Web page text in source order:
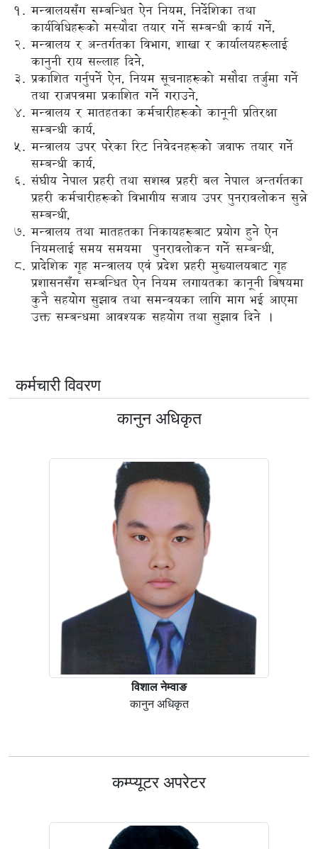
मन्त्रालयसँग सम्बन्धित ऐन नियम, निर्देशिका तथा
कार्यविधिहरूको मस्यौदा तयार गर्ने सम्बन्धी कार्य गर्ने,
मन्त्रालय र अन्तर्गतका विभाग, शाखा र कार्यालयहरूलाई
कानुनी राय सल्लाह दिने,
प्रकाशित गर्नुपर्ने ऐन, नियम सूचनाहरूको मसौदा तर्जुमा गर्ने
तथा राजपत्रमा प्रकाशित गर्ने गराउने,
मन्त्रालय र मातहतका कर्मचारीहरूको कानूनी प्रतिरक्षा
सम्बन्धी कार्य,
मन्त्रालय उपर परेका रिट निवेदनहरूको जवाफ तयार गर्ने
सम्बन्धी कार्य,
संघीय नेपाल प्रहरी तथा सशस्त्र प्रहरी बल नेपाल अन्तर्गतका
प्रहरी कर्मचारीहरूको विभागीय सजाय उपर पुनरावलोकन सुन्ने
सम्बन्धी,
मन्त्रालय तथा मातहतका निकायहरूबाट प्रयोग हुने ऐन
नियमलाई समय समयमा पुनरावलोकन गर्ने सम्बन्धी,
प्रादेशिक गृह मन्त्रालय एवं प्रदेश प्रहरी मुख्यालयबाट गृह
प्रशासनसँग सम्बन्धित ऐन नियम लगायतका कानूनी बिषयमा
कुनै सहयोग सुझाव तथा समन्वयका लागि माग भई आएमा
उक्त सम्बन्धमा आवश्यक सहयोग तथा सुझाव दिने ।
कर्मचारी विवरण
कानुन अधिकृत
विशाल नेम्वाङ
कानुन अधिकृत
कम्प्यूटर अपरेटर